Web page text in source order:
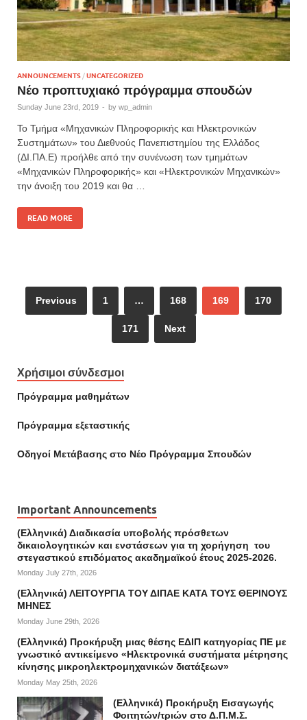
ANNOUNCEMENTS /UNCATEGORIZED
Νέο προπτυχιακό πρόγραμμα σπουδών
Sunday June 23rd, 2019 - by wp_admin
Το Τμήμα «Μηχανικών Πληροφορικής και Ηλεκτρονικών
Συστημάτων» του Διεθνούς Πανεπιστημίου της Ελλάδος
(ΔΙ.ΠΑ.Ε) προήλθε από την συνένωση των τμημάτων
«Μηχανικών Πληροφορικής» και «Ηλεκτρονικών Μηχανικών»
την άνοιξη του 2019 και θα …
READ MORE
Previous 1 … 168 169 170
171 Next
Χρήσιμοι σύνδεσμοι
Πρόγραμμα μαθημάτων
Πρόγραμμα εξεταστικής
Οδηγοί Mετάβασης στο Νέο Πρόγραμμα Σπουδών
Important Announcements
(Ελληνικά) Διαδικασία υποβολής πρόσθετων
δικαιολογητικών και ενστάσεων για τη χορήγηση του
στεγαστικού επιδόματος ακαδημαϊκού έτους 2025-2026.
Monday July 27th, 2026
(Ελληνικά) ΛΕΙΤΟΥΡΓΙΑ ΤΟΥ ΔΙΠΑΕ ΚΑΤΑ ΤΟΥΣ ΘΕΡΙΝΟΥΣ
ΜΗΝΕΣ
Monday June 29th, 2026
(Ελληνικά) Προκήρυξη μιας θέσης ΕΔΙΠ κατηγορίας ΠΕ με
γνωστικό αντικείμενο «Ηλεκτρονικά συστήματα μέτρησης
κίνησης μικροηλεκτρομηχανικών διατάξεων»
Monday May 25th, 2026
(Ελληνικά) Προκήρυξη Εισαγωγής
Φοιτητών/τριών στο Δ.Π.Μ.Σ.